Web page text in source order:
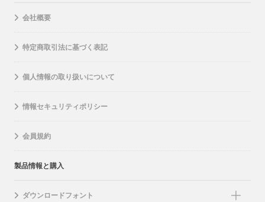
会社概要
特定商取引法に基づく表記
個人情報の取り扱いについて
情報セキュリティポリシー
会員規約
製品情報と購入
ダウンロードフォント